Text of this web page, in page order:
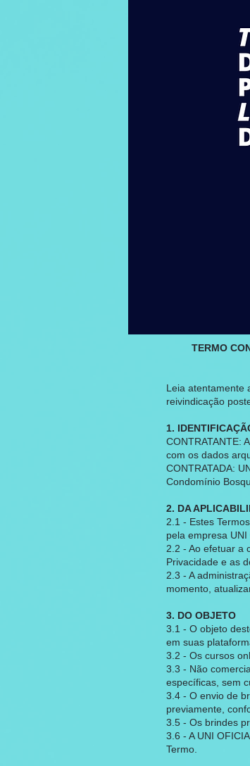
TERMO
Leia atentamente
reivindicação
1.
CONTRATANTE:
com os dados
CONTRATADA:
Condomínio
2. DA
2.1 - Estes
pela empresa
2.2 - Ao efetuar a
Privacidade e as
2.3 - A
momento,
3. DO OBJETO
3.1 - O objeto
em suas
3.2 - Os cursos
3.3 - Não
específicas, sem
3.4 - O envio de
previamente,
3.5 - Os brindes
3.6 - A UNI
Termo.